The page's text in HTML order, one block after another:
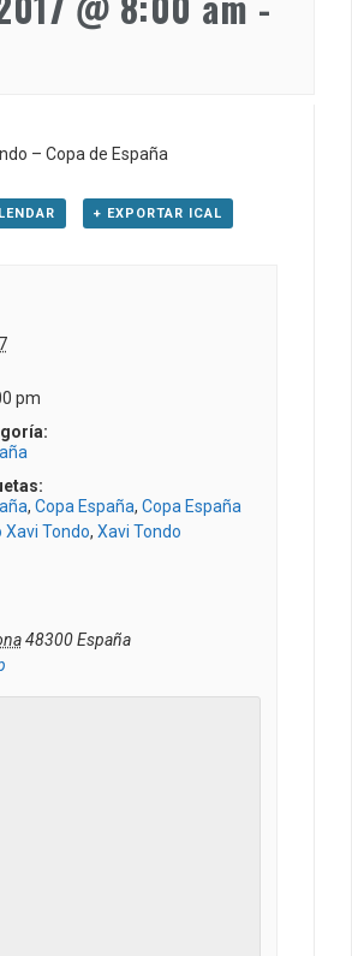
– Copa de España
+ EXPORTAR ICAL
pm
, Copa España, Copa España
Tondo, Xavi Tondo
48300España